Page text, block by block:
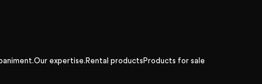
Our expertise. Rental products Products for sale